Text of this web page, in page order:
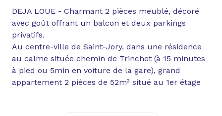
DEJA LOUE - Charmant 2 pièces meublé, décoré
avec goût offrant un balcon et deux parkings
privatifs.
Au centre-ville de Saint-Jory, dans une résidence
au calme située chemin de Trinchet (à 15 minutes
à pied ou 5min en voiture de la gare), grand
appartement 2 pièces de 52m² situé au 1er étage